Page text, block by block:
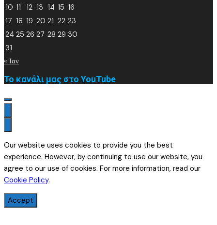
10 11 12 13 14 15 16
17 18 19 20 21 22 23
24 25 26 27 28 29 30
31
« Ιαν
Το κανάλι μας στο YouTube
Our website uses cookies to provide you the best
experience. However, by continuing to use our website, you
agree to our use of cookies. For more information, read our
Cookie Policy.
Accept